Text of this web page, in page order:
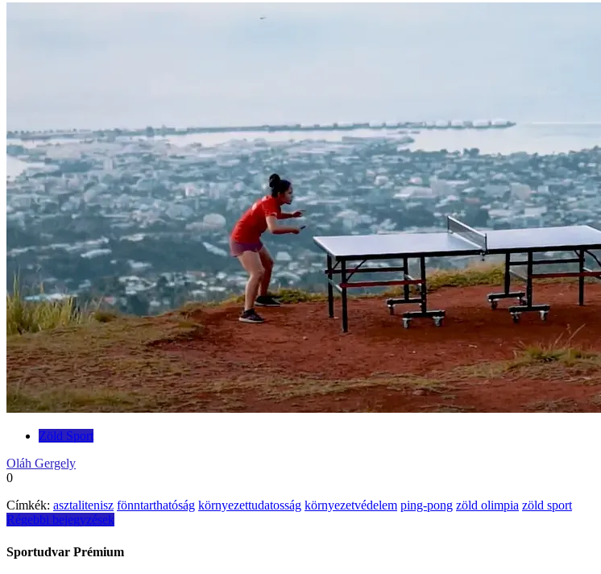
Zöld Sport
Oláh Gergely
0
Címkék: asztalitenisz fönntarthatóság környezettudatosság környezetvédelem ping-pong zöld olimpia zöld sport
Bejegyzés
navigáció
Régebbi bejegyzések
Sportudvar Prémium